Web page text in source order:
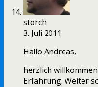
storch
3. Juli 2011
Hallo Andreas,
herzlich
Erfahrung. Weiter